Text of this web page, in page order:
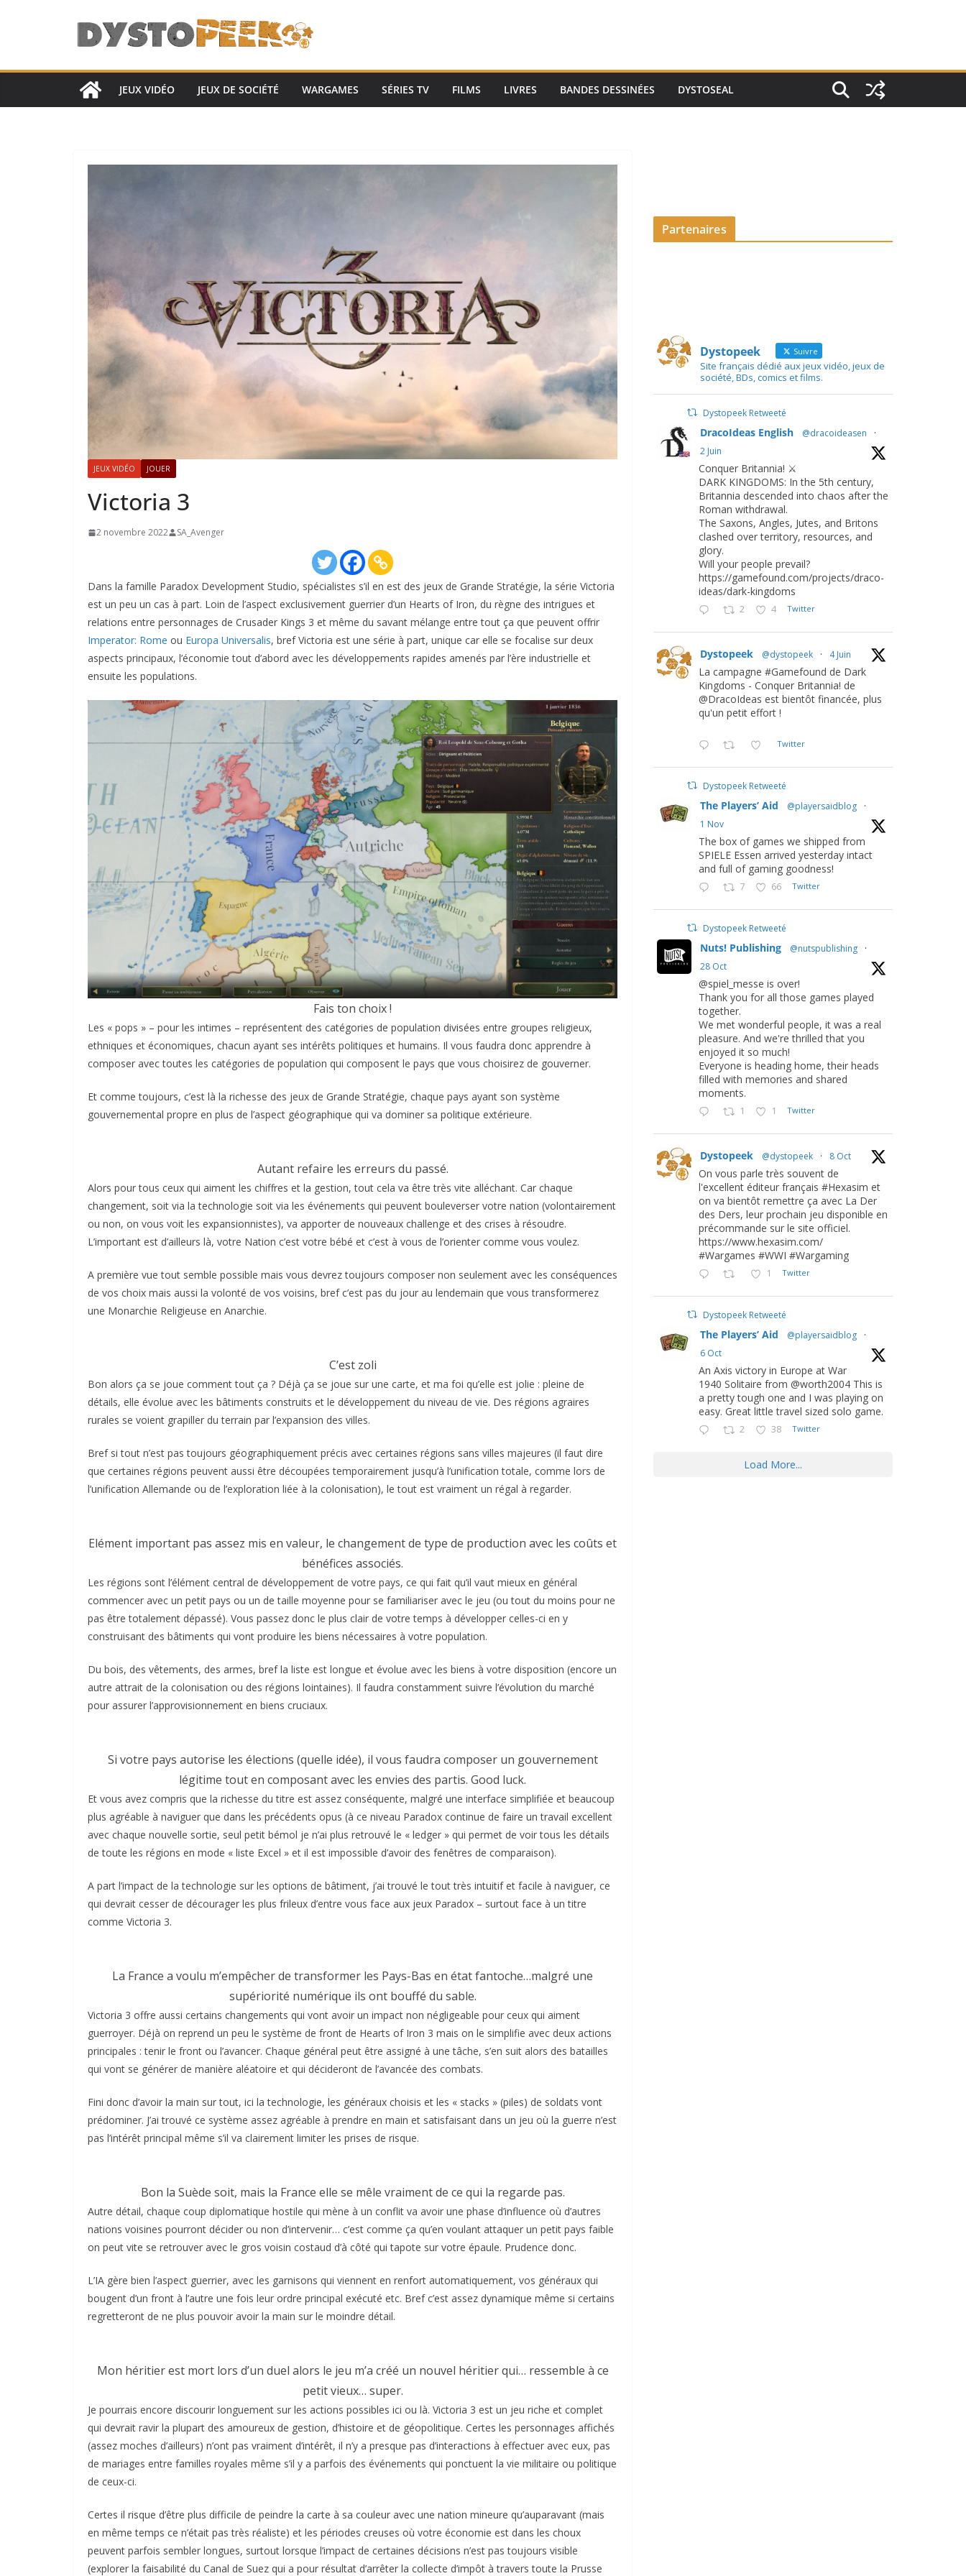
JEUX VIDÉO JEUX DE SOCIÉTÉ WARGAMES SÉRIES TV FILMS LIVRES BANDES DESSINÉES DYSTOSEAL
JEUX VIDÉO JOUER
Victoria 3
2 novembre 2022 SA_Avenger
Dans la famille Paradox Development Studio, spécialistes s’il en est des jeux de Grande Stratégie, la série Victoria
est un peu un cas à part. Loin de l’aspect exclusivement guerrier d’un Hearts of Iron, du règne des intrigues et
relations entre personnages de Crusader Kings 3 et même du savant mélange entre tout ça que peuvent offrir
Imperator: Rome ou Europa Universalis, bref Victoria est une série à part, unique car elle se focalise sur deux
aspects principaux, l’économie tout d’abord avec les développements rapides amenés par l’ère industrielle et
ensuite les populations.
Fais ton choix !
Les « pops » – pour les intimes – représentent des catégories de population divisées entre groupes religieux,
ethniques et économiques, chacun ayant ses intérêts politiques et humains. Il vous faudra donc apprendre à
composer avec toutes les catégories de population qui composent le pays que vous choisirez de gouverner.
Et comme toujours, c’est là la richesse des jeux de Grande Stratégie, chaque pays ayant son système
gouvernemental propre en plus de l’aspect géographique qui va dominer sa politique extérieure.
Autant refaire les erreurs du passé.
Alors pour tous ceux qui aiment les chiffres et la gestion, tout cela va être très vite alléchant. Car chaque
changement, soit via la technologie soit via les événements qui peuvent bouleverser votre nation (volontairement
ou non, on vous voit les expansionnistes), va apporter de nouveaux challenge et des crises à résoudre.
L’important est d’ailleurs là, votre Nation c’est votre bébé et c’est à vous de l’orienter comme vous voulez.
A première vue tout semble possible mais vous devrez toujours composer non seulement avec les conséquences
de vos choix mais aussi la volonté de vos voisins, bref c’est pas du jour au lendemain que vous transformerez
une Monarchie Religieuse en Anarchie.
C’est zoli
Bon alors ça se joue comment tout ça ? Déjà ça se joue sur une carte, et ma foi qu’elle est jolie : pleine de
détails, elle évolue avec les bâtiments construits et le développement du niveau de vie. Des régions agraires
rurales se voient grapiller du terrain par l’expansion des villes.
Bref si tout n’est pas toujours géographiquement précis avec certaines régions sans villes majeures (il faut dire
que certaines régions peuvent aussi être découpées temporairement jusqu’à l’unification totale, comme lors de
l’unification Allemande ou de l’exploration liée à la colonisation), le tout est vraiment un régal à regarder.
Elément important pas assez mis en valeur, le changement de type de production avec les coûts et
bénéfices associés.
Les régions sont l’élément central de développement de votre pays, ce qui fait qu’il vaut mieux en général
commencer avec un petit pays ou un de taille moyenne pour se familiariser avec le jeu (ou tout du moins pour ne
pas être totalement dépassé). Vous passez donc le plus clair de votre temps à développer celles-ci en y
construisant des bâtiments qui vont produire les biens nécessaires à votre population.
Du bois, des vêtements, des armes, bref la liste est longue et évolue avec les biens à votre disposition (encore un
autre attrait de la colonisation ou des régions lointaines). Il faudra constamment suivre l’évolution du marché
pour assurer l’approvisionnement en biens cruciaux.
Si votre pays autorise les élections (quelle idée), il vous faudra composer un gouvernement
légitime tout en composant avec les envies des partis. Good luck.
Et vous avez compris que la richesse du titre est assez conséquente, malgré une interface simplifiée et beaucoup
plus agréable à naviguer que dans les précédents opus (à ce niveau Paradox continue de faire un travail excellent
avec chaque nouvelle sortie, seul petit bémol je n’ai plus retrouvé le « ledger » qui permet de voir tous les détails
de toute les régions en mode « liste Excel » et il est impossible d’avoir des fenêtres de comparaison).
A part l’impact de la technologie sur les options de bâtiment, j’ai trouvé le tout très intuitif et facile à naviguer, ce
qui devrait cesser de décourager les plus frileux d’entre vous face aux jeux Paradox – surtout face à un titre
comme Victoria 3.
La France a voulu m’empêcher de transformer les Pays-Bas en état fantoche…malgré une
supériorité numérique ils ont bouffé du sable.
Victoria 3 offre aussi certains changements qui vont avoir un impact non négligeable pour ceux qui aiment
guerroyer. Déjà on reprend un peu le système de front de Hearts of Iron 3 mais on le simplifie avec deux actions
principales : tenir le front ou l’avancer. Chaque général peut être assigné à une tâche, s’en suit alors des batailles
qui vont se générer de manière aléatoire et qui décideront de l’avancée des combats.
Fini donc d’avoir la main sur tout, ici la technologie, les généraux choisis et les « stacks » (piles) de soldats vont
prédominer. J’ai trouvé ce système assez agréable à prendre en main et satisfaisant dans un jeu où la guerre n’est
pas l’intérêt principal même s’il va clairement limiter les prises de risque.
Bon la Suède soit, mais la France elle se mêle vraiment de ce qui la regarde pas.
Autre détail, chaque coup diplomatique hostile qui mène à un conflit va avoir une phase d’influence où d’autres
nations voisines pourront décider ou non d’intervenir… c’est comme ça qu’en voulant attaquer un petit pays faible
on peut vite se retrouver avec le gros voisin costaud d’à côté qui tapote sur votre épaule. Prudence donc.
L’IA gère bien l’aspect guerrier, avec les garnisons qui viennent en renfort automatiquement, vos généraux qui
bougent d’un front à l’autre une fois leur ordre principal exécuté etc. Bref c’est assez dynamique même si certains
regretteront de ne plus pouvoir avoir la main sur le moindre détail.
Mon héritier est mort lors d’un duel alors le jeu m’a créé un nouvel héritier qui… ressemble à ce
petit vieux… super.
Je pourrais encore discourir longuement sur les actions possibles ici ou là. Victoria 3 est un jeu riche et complet
qui devrait ravir la plupart des amoureux de gestion, d’histoire et de géopolitique. Certes les personnages affichés
(assez moches d’ailleurs) n’ont pas vraiment d’intérêt, il n’y a presque pas d’interactions à effectuer avec eux, pas
de mariages entre familles royales même s’il y a parfois des événements qui ponctuent la vie militaire ou politique
de ceux-ci.
Certes il risque d’être plus difficile de peindre la carte à sa couleur avec une nation mineure qu’auparavant (mais
en même temps ce n’était pas très réaliste) et les périodes creuses où votre économie est dans les choux
peuvent parfois sembler longues, surtout lorsque l’impact de certaines décisions n’est pas toujours visible
(explorer la faisabilité du Canal de Suez qui a pour résultat d’arrêter la collecte d’impôt à travers toute la Prusse
Partenaires
Dystopeek Suivre
Site français dédié aux jeux vidéo, jeux de
société, BDs, comics et films.
Dystopeek Retweeté
DracoIdeas English @dracoideasen
·
2 Juin
Conquer Britannia! ⚔️
DARK KINGDOMS: In the 5th century,
Britannia descended into chaos after the
Roman withdrawal.
The Saxons, Angles, Jutes, and Britons
clashed over territory, resources, and
glory.
Will your people prevail?
https://gamefound.com/projects/draco-
ideas/dark-kingdoms
2 4 Twitter
Dystopeek @dystopeek · 4 Juin
La campagne #Gamefound de Dark
Kingdoms - Conquer Britannia! de
@DracoIdeas est bientôt financée, plus
qu'un petit effort !
Twitter
Dystopeek Retweeté
The Players’ Aid @playersaidblog
·
1 Nov
The box of games we shipped from
SPIELE Essen arrived yesterday intact
and full of gaming goodness!
7 66 Twitter
Dystopeek Retweeté
Nuts! Publishing @nutspublishing
·
28 Oct
@spiel_messe is over!
Thank you for all those games played
together.
We met wonderful people, it was a real
pleasure. And we're thrilled that you
enjoyed it so much!
Everyone is heading home, their heads
filled with memories and shared
moments.
1 1 Twitter
Dystopeek @dystopeek · 8 Oct
On vous parle très souvent de
l'excellent éditeur français #Hexasim et
on va bientôt remettre ça avec La Der
des Ders, leur prochain jeu disponible en
précommande sur le site officiel.
https://www.hexasim.com/
#Wargames #WWI #Wargaming
1 Twitter
Dystopeek Retweeté
The Players’ Aid @playersaidblog
·
6 Oct
An Axis victory in Europe at War
1940 Solitaire from @worth2004 This is
a pretty tough one and I was playing on
easy. Great little travel sized solo game.
2 38 Twitter
Load More...